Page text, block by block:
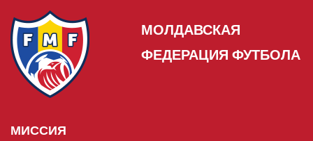
МОЛДАВСКАЯ
ФЕДЕРАЦИЯ ФУТБОЛА
МИССИЯ